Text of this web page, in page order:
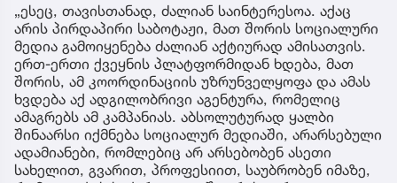
„ესეც, თავისთანად, ძალიან საინტერესოა. აქაც
არის პირდაპირი საბოტაჟი, მათ შორის სოციალური
მედია გამოიყენება ძალიან აქტიურად ამისათვის.
ერთ-ერთი ქვეყნის პლატფორმიდან ხდება, მათ
შორის, ამ კოორდინაციის უზრუნველყოფა და ამას
ხვდება აქ ადგილობრივი აგენტურა, რომელიც
ამაგრებს ამ კამპანიას. აბსოლუტურად ყალბი
შინაარსი იქმნება სოციალურ მედიაში, არარსებული
ადამიანები, რომლებიც არ არსებობენ ასეთი
სახელით, გვარით, პროფესიით, საუბრობენ იმაზე,